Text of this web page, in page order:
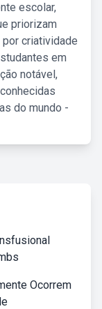
escolar,
priorizam
criatividade
em
notável,
do mundo -
Ocorrem